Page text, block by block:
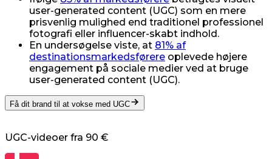
user-generated content (UGC) som en mere
prisvenlig mulighed end traditionel professionel
fotografi eller influencer-skabt indhold.
En undersøgelse viste, at 81% af
destinationsmarkedsførere oplevede højere
engagement på sociale medier ved at bruge
user-generated content (UGC).
Få dit brand til at vokse med UGC
UGC-videoer fra 90 €